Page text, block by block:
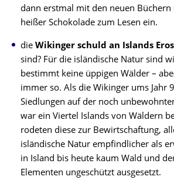
dann erstmal mit den neuen Büchern
heißer Schokolade zum Lesen ein.
die Wikinger schuld an Islands
sind? Für die isländische Natur sind
bestimmt keine üppigen Wälder –
immer so. Als die Wikinger ums Jahr
Siedlungen auf der noch
war ein Viertel Islands von Wäldern
rodeten diese zur Bewirtschaftung,
isländische Natur empfindlicher als
in Island bis heute kaum Wald und
Elementen ungeschützt ausgesetzt.